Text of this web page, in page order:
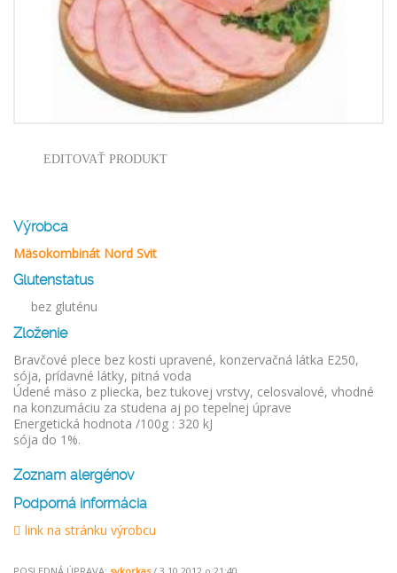
EDITOVAŤ PRODUKT
Výrobca
Mäsokombinát Nord Svit
Glutenstatus
bez gluténu
Zloženie
Bravčové plece bez kosti upravené, konzervačná látka E250,
sója, prídavné látky, pitná voda
Údené mäso z pliecka, bez tukovej vrstvy, celosvalové, vhodné
na konzumáciu za studena aj po tepelnej úprave
Energetická hodnota /100g : 320 kJ
sója do 1%.
Zoznam alergénov
Podporná informácia
link na stránku výrobcu